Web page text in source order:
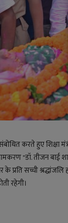
करते हुए शिक्षा
"डॉ. तीजन बाई
प्रति सच्ची
रहेगी।
की महिमा
Jun 25, 2026 0 1863